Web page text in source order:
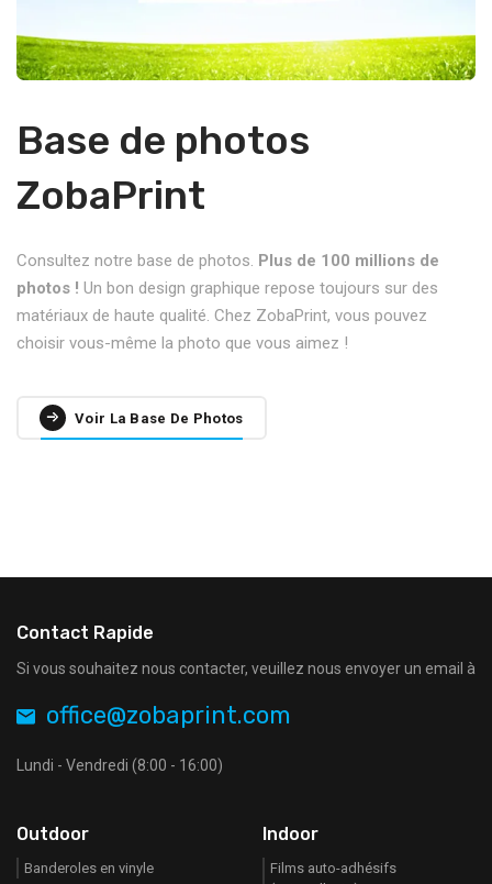
Base de photos
ZobaPrint
Consultez notre base de photos. Plus de 100 millions de
photos ! Un bon design graphique repose toujours sur des
matériaux de haute qualité. Chez ZobaPrint, vous pouvez
choisir vous-même la photo que vous aimez !
Voir La Base De Photos
Contact Rapide
Si vous souhaitez nous contacter, veuillez nous envoyer un email à
office@zobaprint.com
Lundi - Vendredi (8:00 - 16:00)
Outdoor
Banderoles en vinyle
Indoor
Films auto-adhésifs